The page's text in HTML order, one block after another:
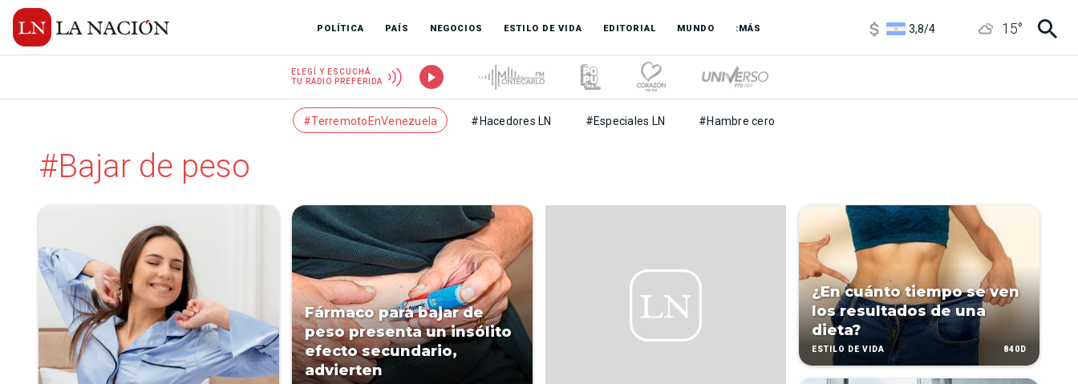
POLÍTICA PAÍS NEGOCIOS ESTILO DE VIDA EDITORIAL MUNDO :MÁS
3,8/4
15°
ELEGÍ Y ESCUCHÁ
TU RADIO PREFERIDA
#TerremotoEnVenezuela #Hacedores LN #Especiales LN #Hambre cero
#Bajar de peso
Fármaco para bajar de
peso presenta un insólito
efecto secundario,
advierten
¿En cuánto tiempo se ven
los resultados de una
dieta?
ESTILO DE VIDA 840D